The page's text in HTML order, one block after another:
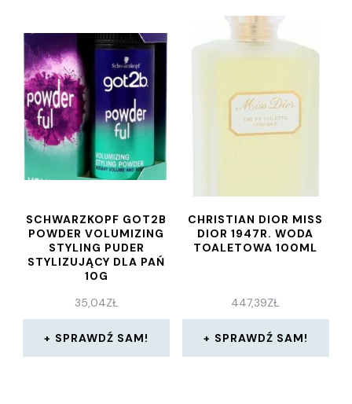
SCHWARZKOPF GOT2B
POWDER VOLUMIZING
STYLING PUDER
STYLIZUJĄCY DLA PAŃ
10G
35,04ZŁ
SPRAWDŹ SAM!
CHRISTIAN DIOR MISS
DIOR 1947R. WODA
TOALETOWA 100ML
447,39ZŁ
SPRAWDŹ SAM!